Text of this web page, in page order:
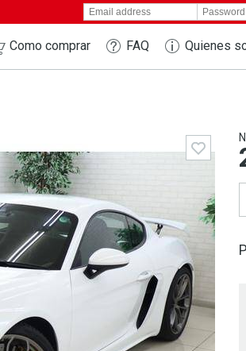
Como comprar FAQ Quienes